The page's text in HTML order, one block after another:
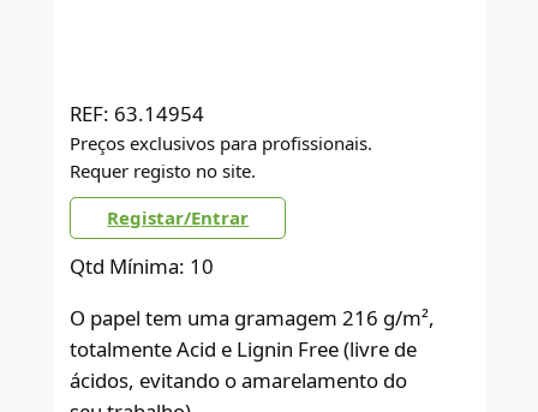
REF: 63.14954
Preços exclusivos para profissionais.
Requer registo no site.
Registar/Entrar
Qtd Mínima: 10
O papel tem uma gramagem 216 g/m²,
totalmente Acid e Lignin Free (livre de
ácidos, evitando o amarelamento do